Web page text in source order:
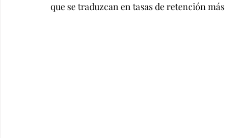
que se traduzcan en tasas de retención